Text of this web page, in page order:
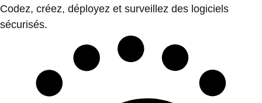
Codez, créez, déployez et surveillez des logiciels
sécurisés.